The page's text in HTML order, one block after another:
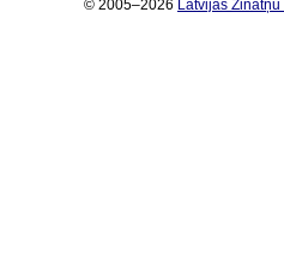
© 2005–2026 Latvijas